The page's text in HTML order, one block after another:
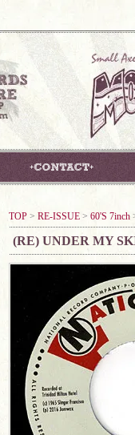
TOP > RE-ISSUE > 60'S 7inch
(RE) UNDER MY